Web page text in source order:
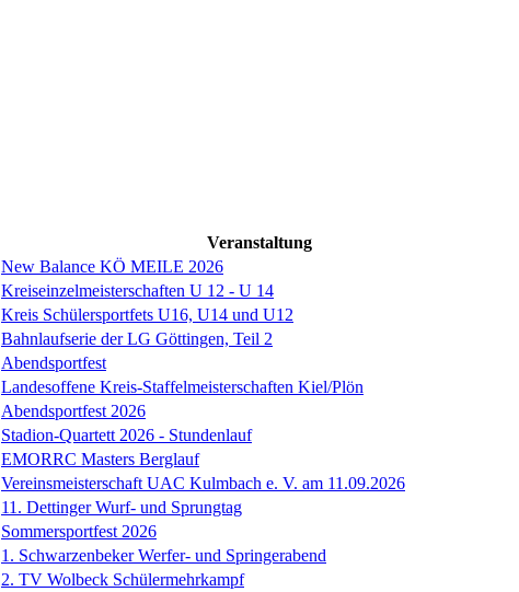
Veranstaltung
New Balance KÖ MEILE 2026
Kreiseinzelmeisterschaften U 12 - U 14
Kreis Schülersportfets U16, U14 und U12
Bahnlaufserie der LG Göttingen, Teil 2
Abendsportfest
Landesoffene Kreis-Staffelmeisterschaften Kiel/Plön
Abendsportfest 2026
Stadion-Quartett 2026 - Stundenlauf
EMORRC Masters Berglauf
Vereinsmeisterschaft UAC Kulmbach e. V. am 11.09.2026
11. Dettinger Wurf- und Sprungtag
Sommersportfest 2026
1. Schwarzenbeker Werfer- und Springerabend
2. TV Wolbeck Schülermehrkampf